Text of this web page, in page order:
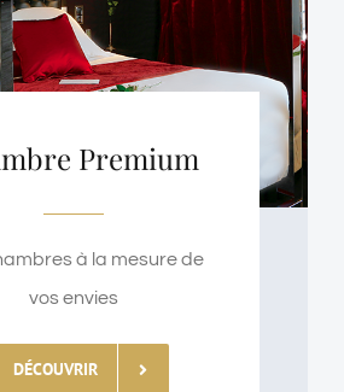
Premium
à la mesure de
vos envies
DÉCOUVRIR